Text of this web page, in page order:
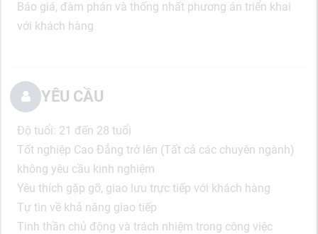
Báo giá, đàm phán và thống nhất phương án triển khai
với khách hàng
YÊU CẦU
Độ tuổi: 21 đến 28 tuổi
Tốt nghiệp Cao Đẳng trở lên (Tất cả các chuyên ngành)
không yêu cầu kinh nghiệm
Yêu thích gặp gỡ, giao lưu trực tiếp với khách hàng
Tự tin về khả năng giao tiếp
Tinh thần chủ động và trách nhiệm trong công việc